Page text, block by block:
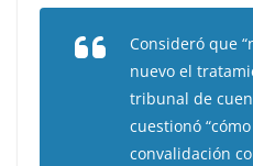
Consideró que
nuevo el
tribunal de
cuestionó
convalidación